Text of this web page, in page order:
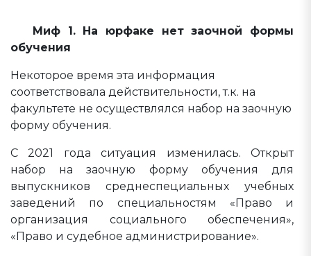
Миф 1. На юрфаке нет заочной формы
обучения
Некоторое время эта информация
соответствовала действительности, т.к. на
факультете не осуществлялся набор на заочную
форму обучения.
С 2021 года ситуация изменилась. Открыт
набор на заочную форму обучения для
выпускников среднеспециальных учебных
заведений по специальностям «Право и
организация социального обеспечения»,
«Право и судебное администрирование».